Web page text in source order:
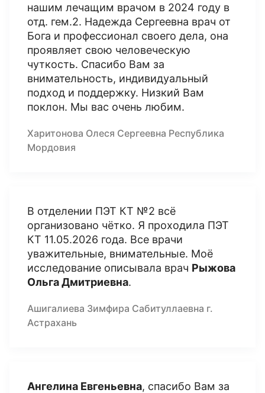
нашим лечащим врачом в 2024 году в
отд. гем.2. Надежда Сергеевна врач от
Бога и профессионал своего дела, она
проявляет свою человеческую
чуткость. Спасибо Вам за
внимательность, индивидуальный
подход и поддержку. Низкий Вам
поклон. Мы вас очень любим.
Харитонова Олеся Сергеевна Республика
Мордовия
В отделении ПЭТ КТ №2 всё
организовано чётко. Я проходила ПЭТ
КТ 11.05.2026 года. Все врачи
уважительные, внимательные. Моё
исследование описывала врач Рыжова
Ольга Дмитриевна.
Ашигалиева Зимфира Сабитуллаевна г.
Астрахань
Ангелина Евгеньевна, спасибо Вам за